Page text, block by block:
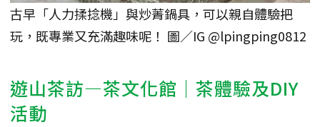
古早「人力揉捻機」與炒菁鍋具，可以親自體驗把
玩，既專業又充滿趣味呢！ 圖／IG @lpingping0812
遊山茶訪—茶文化館｜茶體驗及DIY
活動